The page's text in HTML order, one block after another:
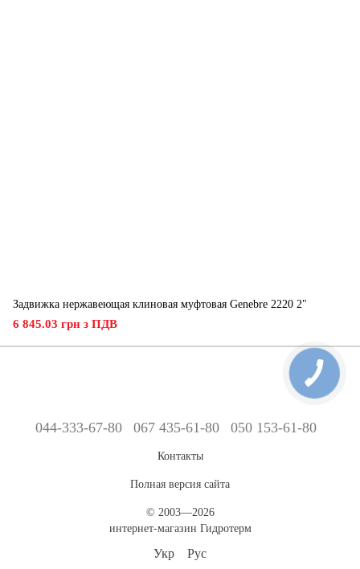
Задвижка нержавеющая клиновая муфтовая Genebre 2220 2"
6 845.03 грн з ПДВ
044-333-67-80 067 435-61-80 050 153-61-80
Контакты
Полная версия сайта
© 2003—2026
интернет-магазин Гидротерм
Укр Рус